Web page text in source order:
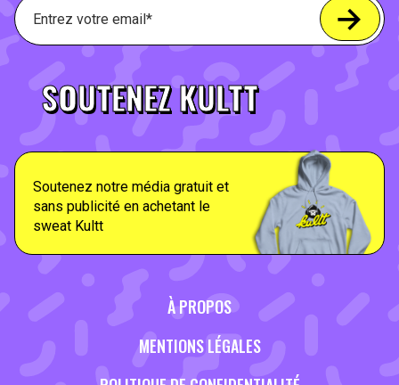
SOUTENEZ KULTT
Soutenez notre média gratuit et
sans publicité en achetant le
sweat Kultt
À PROPOS
MENTIONS LÉGALES